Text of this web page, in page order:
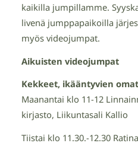
kaikilla jumpillamme.
livenä jumppapaikoilla
myös videojumpat.
Aikuisten videojumpat
Kekkeet, ikääntyvien
Maanantai klo 11-12
kirjasto, Liikuntasali Kallio
Tiistai klo 11.30.-12.30